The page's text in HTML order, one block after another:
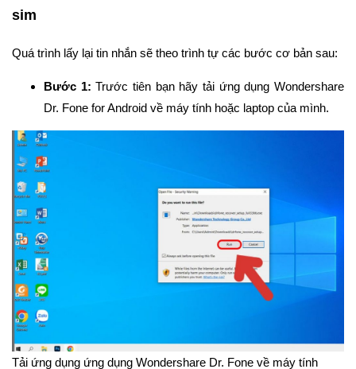
sim
Quá trình lấy lại tin nhắn sẽ theo trình tự các bước cơ bản sau:
Bước 1: Trước tiên bạn hãy tải ứng dụng Wondershare
Dr. Fone for Android về máy tính hoặc laptop của mình.
Tải ứng dụng ứng dụng Wondershare Dr. Fone về máy tính